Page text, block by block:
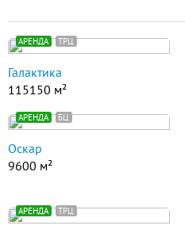
АРЕНДА ТРЦ
Галактика
115150 м²
АРЕНДА БЦ
Оскар
9600 м²
АРЕНДА ТРЦ